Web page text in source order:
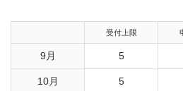
受付上限
9月 5
10月 5